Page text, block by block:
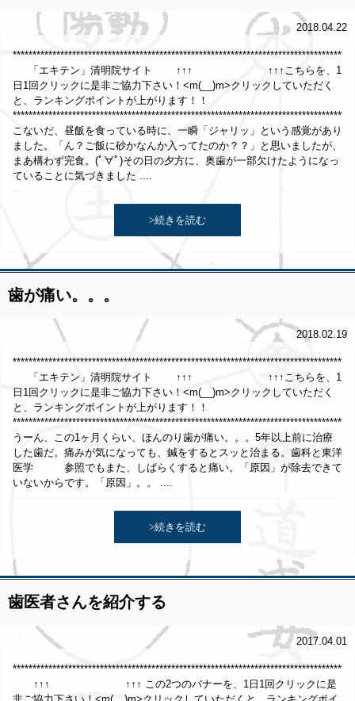
2018.04.22
「エキテン」清明院サイト ↑↑↑ ↑↑↑こちらを、1
日1回クリックに是非ご協力下さい！<m(__)m>クリックしていただく
と、ランキングポイントが上がります！！
こないだ、昼飯を食っている時に、一瞬「ジャリッ」という感覚があり
ました。「ん？ご飯に砂かなんか入ってたのか？？」と思いましたが、
まあ構わず完食。(ﾟ∀ﾟ)その日の夕方に、奥歯が一部欠けたようになっ
ていることに気づきました ....
>続きを読む
歯が痛い。。。
2018.02.19
「エキテン」清明院サイト ↑↑↑ ↑↑↑こちらを、1
日1回クリックに是非ご協力下さい！<m(__)m>クリックしていただく
と、ランキングポイントが上がります！！
うーん、この1ヶ月くらい、ほんのり歯が痛い。。。5年以上前に治療
した歯だ。痛みが気になっても、鍼をするとスッと治まる。歯科と東洋
医学 参照でもまた、しばらくすると痛い。「原因」が除去できて
いないからです。「原因」。。 ....
>続きを読む
歯医者さんを紹介する
2017.04.01
↑↑↑ ↑↑↑ この2つのバナーを、1日1回クリックに是